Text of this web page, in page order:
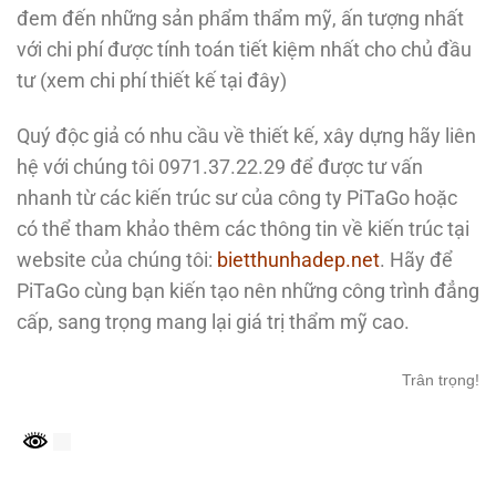
đem đến những sản phẩm thẩm mỹ, ấn tượng nhất
với chi phí được tính toán tiết kiệm nhất cho chủ đầu
tư (xem chi phí thiết kế tại đây)
Quý độc giả có nhu cầu về thiết kế, xây dựng hãy liên
hệ với chúng tôi 0971.37.22.29 để được tư vấn
nhanh từ các kiến trúc sư của công ty PiTaGo hoặc
có thể tham khảo thêm các thông tin về kiến trúc tại
website của chúng tôi: bietthunhadep.net. Hãy để
PiTaGo cùng bạn kiến tạo nên những công trình đẳng
cấp, sang trọng mang lại giá trị thẩm mỹ cao.
Trân trọng!